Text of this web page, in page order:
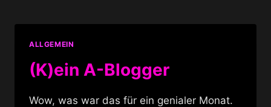
ALLGEMEIN
(K)ein A-Blogger
Wow, was war das für ein genialer Monat.